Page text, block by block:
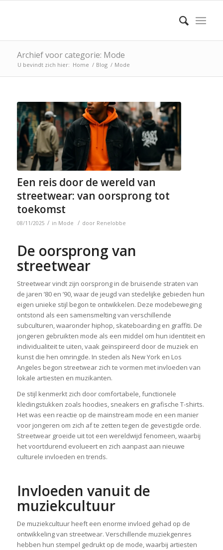
Archief voor categorie: Mode
U bevindt zich hier: Home / Blog / Mode
Een reis door de wereld van
streetwear: van oorsprong tot
toekomst
08/11/2025 / in Mode / door Renelobbe
De oorsprong van
streetwear
Streetwear vindt zijn oorsprong in de bruisende straten van
de jaren ’80 en ’90, waar de jeugd van stedelijke gebieden hun
eigen unieke stijl begon te ontwikkelen. Deze modebeweging
ontstond als een samensmelting van verschillende
subculturen, waaronder hiphop, skateboarding en graffiti. De
jongeren gebruikten mode als een middel om hun identiteit en
individualiteit te uiten, vaak geïnspireerd door de muziek en
kunst die hen omringde. In steden als New York en Los
Angeles begon streetwear zich te vormen met invloeden van
lokale artiesten en muzikanten.
De stijl kenmerkt zich door comfortabele, functionele
kledingstukken zoals hoodies, sneakers en grafische T-shirts.
Het was een reactie op de mainstream mode en een manier
voor jongeren om zich af te zetten tegen de gevestigde orde.
Streetwear groeide uit tot een wereldwijd fenomeen, waarbij
het voortdurend evolueert en zich aanpast aan nieuwe
culturele invloeden en trends.
Invloeden vanuit de
muziekcultuur
De muziekcultuur heeft een enorme invloed gehad op de
ontwikkeling van streetwear. Verschillende muziekgenres
hebben hun stempel gedrukt op de mode, waarbij artiesten